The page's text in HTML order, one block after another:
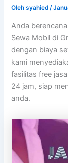
Olehsyahied/
Anda
Sewa Mobil di
dengan biaya
kami
fasilitas free
24 jam, siap
anda.